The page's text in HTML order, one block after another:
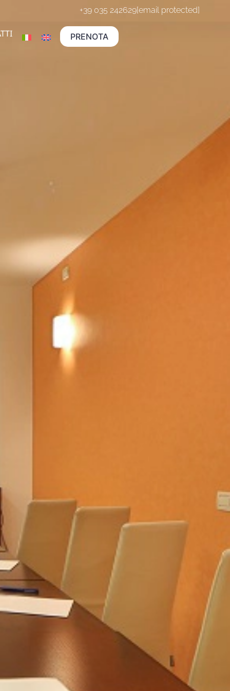
+39 035 242629[email protected]
PRENOTA